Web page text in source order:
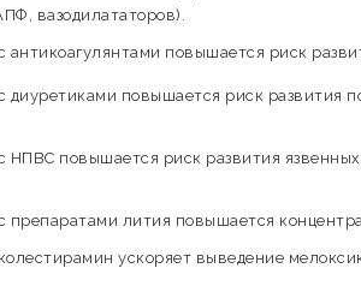
вазодилататоров).
повышается риск
повышается риск развития
НПВС повышается риск развития
лития повышается
ускоряет выведение